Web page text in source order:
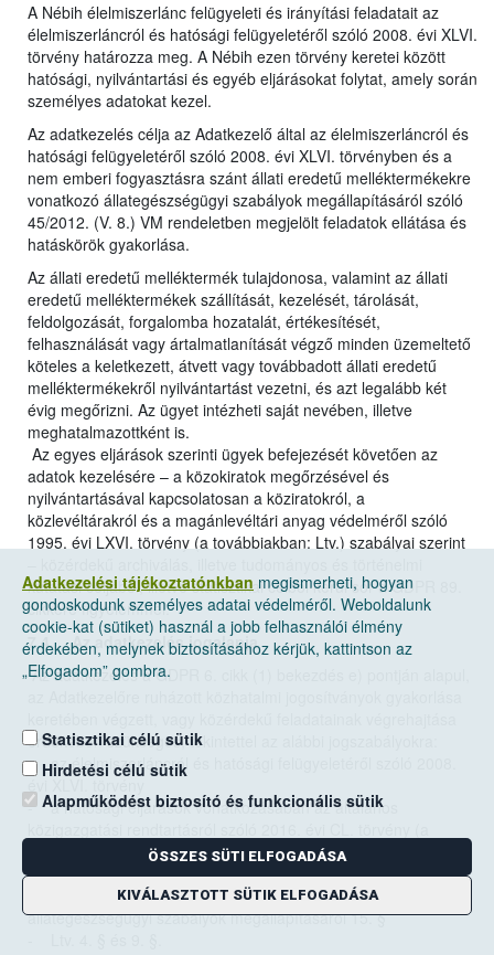
A Nébih élelmiszerlánc felügyeleti és irányítási feladatait az
élelmiszerláncról és hatósági felügyeletéről szóló 2008. évi XLVI.
törvény határozza meg. A Nébih ezen törvény keretei között
hatósági, nyilvántartási és egyéb eljárásokat folytat, amely során
személyes adatokat kezel.
Az adatkezelés célja az Adatkezelő által az élelmiszerláncról és
hatósági felügyeletéről szóló 2008. évi XLVI. törvényben és a
nem emberi fogyasztásra szánt állati eredetű melléktermékekre
vonatkozó állategészségügyi szabályok megállapításáról szóló
45/2012. (V. 8.) VM rendeletben megjelölt feladatok ellátása és
hatáskörök gyakorlása.
Az állati eredetű melléktermék tulajdonosa, valamint az állati
eredetű melléktermékek szállítását, kezelését, tárolását,
feldolgozását, forgalomba hozatalát, értékesítését,
felhasználását vagy ártalmatlanítását végző minden üzemeltető
köteles a keletkezett, átvett vagy továbbadott állati eredetű
melléktermékekről nyilvántartást vezetni, és azt legalább két
évig megőrizni. Az ügyet intézheti saját nevében, illetve
meghatalmazottként is.
Az egyes eljárások szerinti ügyek befejezését követően az
adatok kezelésére – a közokiratok megőrzésével és
nyilvántartásával kapcsolatosan a köziratokról, a
közlevéltárakról és a magánlevéltári anyag védelméről szóló
1995. évi LXVI. törvény (a továbbiakban: Ltv.) szabályai szerint
kutatási céljából, illetve statisztikai célból kerül sor a GDPR 89.
cikkére figyelemmel.
7.4. Az adatkezelés jogalapja
Az adatkezelés a GDPR 6. cikk (1) bekezdés e) pontján alapul,
érdekében szükséges, tekintettel az alábbi jogszabályokra:
- az élelmiszerláncról és hatósági felügyeletéről szóló 2008.
- a hatósági eljárások vonatkozásában az általános
továbbiakban: Ákr.) 27. § (2) bekezdése, valamint a 33–34. §;
- 45/2012. (V. 8.) VM rendelet a nem emberi fogyasztásra
szánt állati eredetű melléktermékekre vonatkozó
állategészségügyi szabályok megállapításáról 15. §
Adatkezelési tájékoztatónkban megismerheti, hogyan
gondoskodunk személyes adatai védelméről. Weboldalunk
cookie-kat (sütiket) használ a jobb felhasználói élmény
érdekében, melynek biztosításához kérjük, kattintson az
„Elfogadom” gombra.
Statisztikai célú sütik
Hirdetési célú sütik
Alapműködést biztosító és funkcionális sütik
ÖSSZES SÜTI ELFOGADÁSA
KIVÁLASZTOTT SÜTIK ELFOGADÁSA